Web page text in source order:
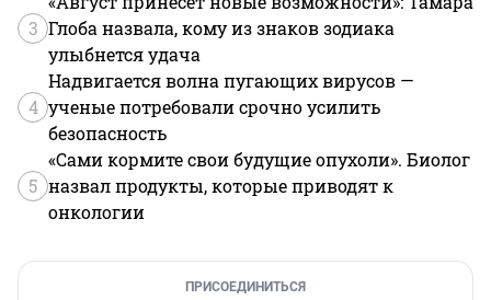
3 Глоба назвала, кому из знаков зодиака
улыбнется удача
4
Надвигается волна пугающих вирусов —
ученые потребовали срочно усилить
безопасность
5
«Сами кормите свои будущие опухоли». Биолог
назвал продукты, которые приводят к
онкологии
ПРИСОЕДИНИТЬСЯ